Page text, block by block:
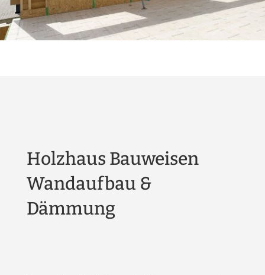
Holzhaus Bauweisen
Wandaufbau &
Dämmung